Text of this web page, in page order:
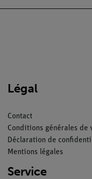
Légal
Contact
Conditions générales de
Déclaration de
Mentions légales
Service